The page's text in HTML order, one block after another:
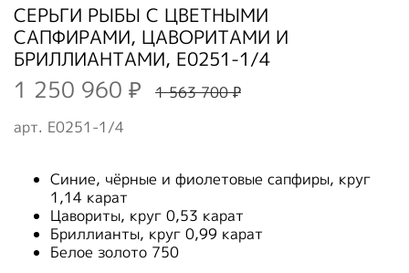
арт. E0251-1/4
СЕРЬГИ РЫБЫ С ЦВЕТНЫМИ
САПФИРАМИ, ЦАВОРИТАМИ И
БРИЛЛИАНТАМИ, E0251-1/4
1 250 960 ₽ 1 563 700 ₽
Синие, чёрные и фиолетовые сапфиры, круг
1,14 карат
Цавориты, круг 0,53 карат
Бриллианты, круг 0,99 карат
Белое золото 750